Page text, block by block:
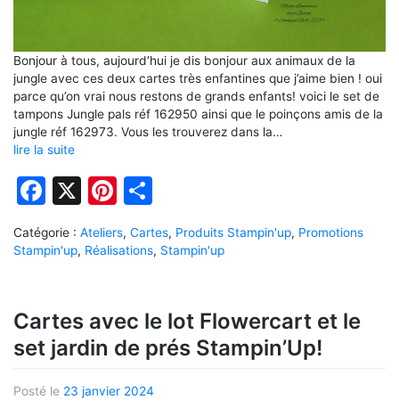
Bonjour à tous, aujourd’hui je dis bonjour aux animaux de la
jungle avec ces deux cartes très enfantines que j’aime bien ! oui
parce qu’on vrai nous restons de grands enfants! voici le set de
tampons Jungle pals réf 162950 ainsi que le poinçons amis de la
jungle réf 162973. Vous les trouverez dans la…
lire la suite
Facebook
X Pinterest
Catégorie : Ateliers, Cartes, Produits Stampin'up, Promotions
Stampin'up, Réalisations, Stampin'up
Cartes avec le lot Flowercart et le
set jardin de prés Stampin’Up!
Posté le 23 janvier 2024